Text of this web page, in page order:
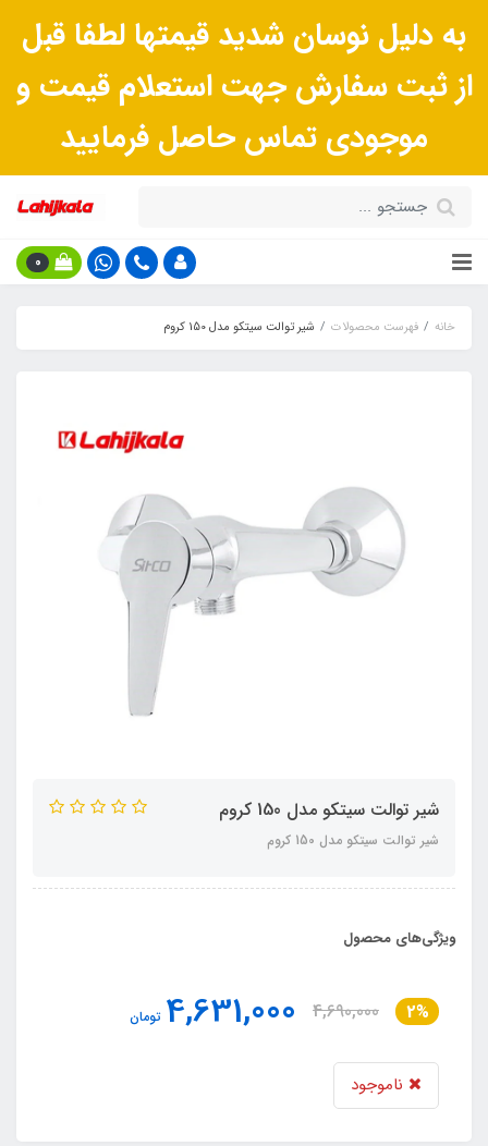
به دلیل نوسان شدید قیمتها لطفا قبل
از ثبت سفارش جهت استعلام قیمت و
موجودی تماس حاصل فرمایید
0
خانه فهرست محصولات شیر توالت سیتکو مدل 150 کروم
شیر توالت سیتکو مدل 150 کروم
شیر توالت سیتکو مدل 150 کروم
ویژگی‌های محصول
2%
4,690,000
4,631,000 تومان
ناموجود